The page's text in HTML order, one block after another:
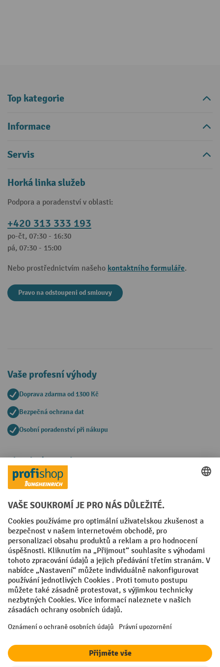
Top kategorie
Informace
Servis
Horká linka služeb
Podpora a poradenství v oblasti:
+420 313 333 193
po-čt, 07:30 - 16:30
pá, 07:30 - 15:00
Nebo prostřednictvím našeho kontaktního formuláře.
Pravo na odstoupeni od smlouvy
Vaše profesní výhody
Doprava zdarma od 1300 Kč
Bezpečná ochrana dat
Osobní poradenství při nákupu
Platební metody
Faktura
Sociální sítě
Facebook
YouTube
LinkedIn
VODP Otisk
Prohlášení o ochraně osobních údajů
Nastavení ochrany osobních údajů
All prices excl. VAT plus shipping costs and possible delivery charges,
if not stated otherwise.